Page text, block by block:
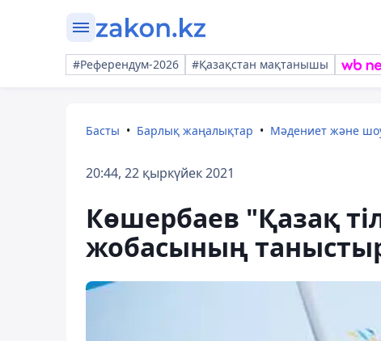
#Референдум-2026 #Қазақстан мақтанышы
Басты Барлық жаңалықтар Мәдениет және
20:44, 22 қыркүйек 2021
Көшербаев "Қазақ
жобасының